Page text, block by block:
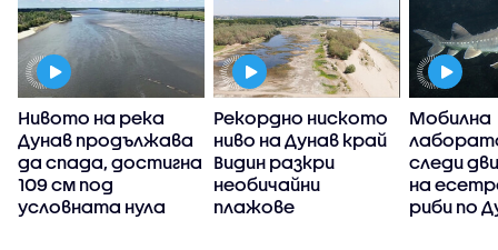
Нивото на река
Дунав продължава
да спада, достигна
109 см под
условната нула
Рекордно ниското
ниво на Дунав край
Видин разкри
необичайни
плажове
Мобилна
следи
на
риби по